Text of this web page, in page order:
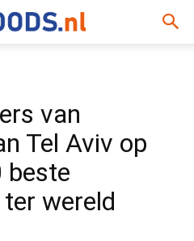
van
Tel Aviv op
beste
wereld